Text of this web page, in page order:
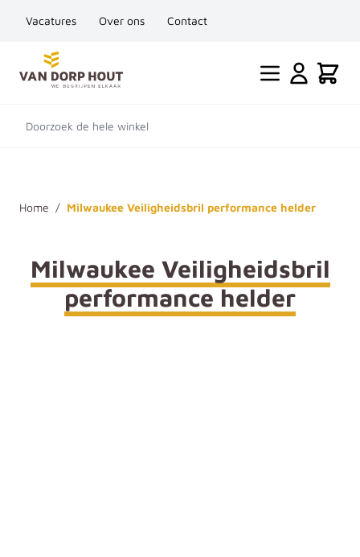
Vacatures Over ons Contact
Ga naar de inhoud
Cart
Doorzoek de hele winkel
Home / Milwaukee Veiligheidsbril performance helder
Milwaukee Veiligheidsbril
performance helder